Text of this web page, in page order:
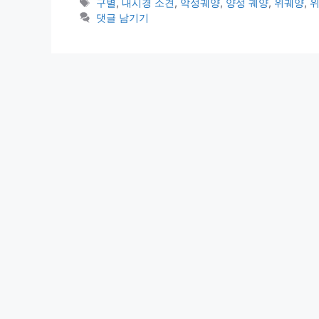
고
그
구별, 내시경 소견 , 악성궤양, 양성 궤양, 위궤양,
댓글 남기기